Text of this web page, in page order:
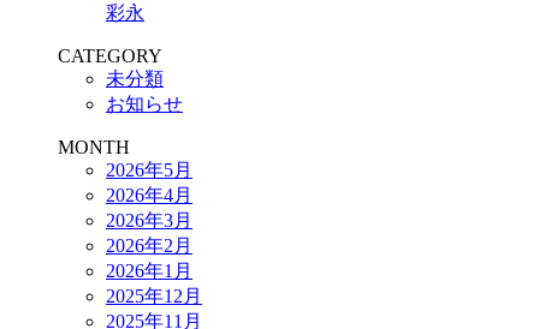
彩永
CATEGORY
未分類
お知らせ
MONTH
2026年5月
2026年4月
2026年3月
2026年2月
2026年1月
2025年12月
2025年11月